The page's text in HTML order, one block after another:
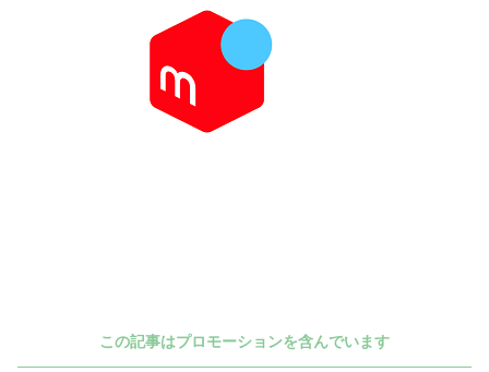
この記事はプロモーションを含んでいます